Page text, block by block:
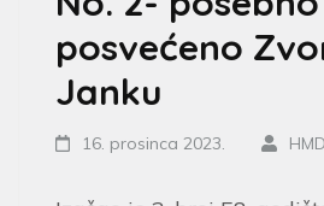
posvećeno
Janku
16. prosinca 2023. HMD